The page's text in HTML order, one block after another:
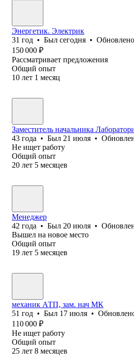
Энергетик. Электрик
31 год • Был сегодня • Обновлено
150 000 ₽
Рассматривает предложения
Общий опыт
10 лет 1 месяц
Заместитель начальника
43 года • Был 21 июля •
Не ищет работу
Общий опыт
20 лет 5 месяцев
Менеджер
42 года • Был 20 июля •
Вышел на новое место
Общий опыт
19 лет 5 месяцев
механик АТП, зам. нач МК
51 год • Был 17 июля •
110 000 ₽
Не ищет работу
Общий опыт
25 лет 8 месяцев